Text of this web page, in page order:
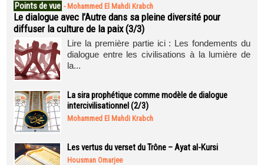
Points de vue - Mohammed El Mahdi Krabch
Le dialogue avec l’Autre dans sa pleine diversité pour
diffuser la culture de la paix (3/3)
Lire la première partie ici : Les fondements du
dialogue entre les civilisations à la lumière de
la...
La sira prophétique comme modèle de dialogue
intercivilisationnel (2/3)
Mohammed El Mahdi Krabch
Les vertus du verset du Trône – Ayat al-Kursi
Housman Omarjee